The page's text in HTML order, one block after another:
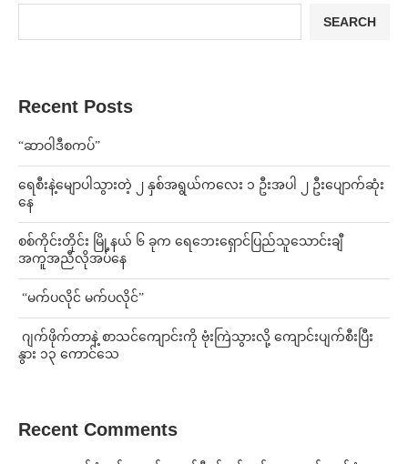
SEARCH
Recent Posts
“ဆာဝါဒီစကပ်”
ရေစီးနဲ့မျောပါသွားတဲ့ ၂ နှစ်အရွယ်ကလေး ၁ ဦးအပါ ၂ ဦးပျောက်ဆုံး
နေ
စစ်ကိုင်းတိုင်း မြို့နယ် ၆ ခုက ရေဘေးရှောင်ပြည်သူသောင်းချီ
အကူအညီလိုအပ်နေ
⁨ ⁨“မက်ပလိုင် မက်ပလိုင်”
⁨⁩ ⁨ဂျက်ဖိုက်တာနဲ့ စာသင်ကျောင်းကို ဗုံးကြဲသွားလို့ ကျောင်းပျက်စီးပြီး
နွား ၁၃ ကောင်သေ
Recent Comments